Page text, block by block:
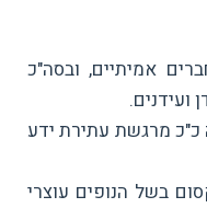
This includes
אמיתיים, ובסה"כ
ועידנים.
כ"כ מרגשת עתירת ידע
בשל הנופים עוצרי